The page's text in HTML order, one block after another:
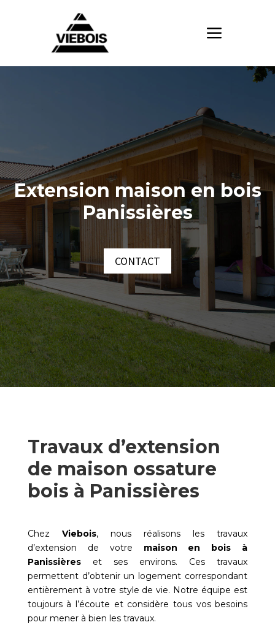
Extension maison en bois
Panissières
CONTACT
Travaux d’extension
de maison ossature
bois à Panissières
Chez Viebois, nous réalisons les travaux
d’extension de votre maison en bois à
Panissièreset ses environs. Ces travaux
permettent d’obtenir un logement correspondant
entièrement à votre style de vie. Notre équipe est
toujours à l’écoute et considère tous vos besoins
pour mener à bien les travaux.